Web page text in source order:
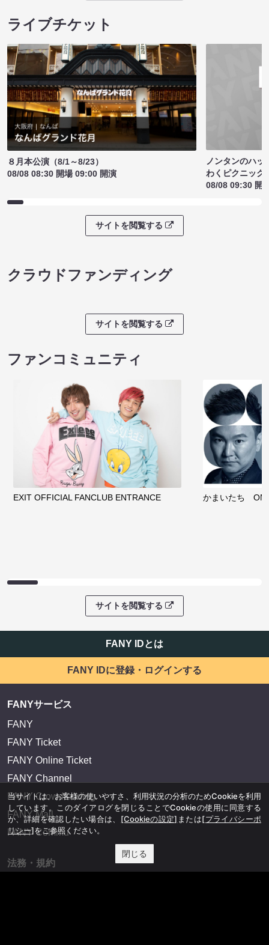
ライブチケット
８月本公演（8/1～8/23）
08/08 08:30 開場 09:00 開演
ノンタンのハッ
わくピクニック
08/08 09:30 開
サイトを閲覧する
クラウドファンディング
サイトを閲覧する
ファンコミュニティ
EXIT OFFICIAL FANCLUB ENTRANCE かまいたち
サイトを閲覧する
FANY IDとは
FANY IDに登録・ログインする
FANYサービス
FANY
FANY Ticket
FANY Online Ticket
FANY Channel
FANY Crowdfunding
FANY Mall
FANY Commu
法務・規約
当サイトは、お客様の使いやすさ、利用状況の分析のためCookieを利用
しています。このダイアログを閉じることでCookieの使用に同意する
か、詳細を確認したい場合は、 [Cookieの設定] または[プライバシーポ
リシー]をご参照ください。
閉じる